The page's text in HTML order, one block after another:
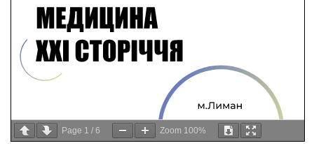
Page 1 / 6 Zoom 100%